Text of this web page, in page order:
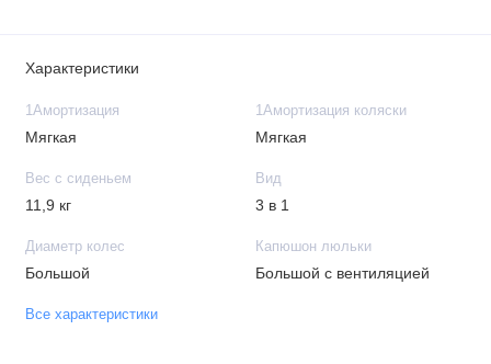
Характеристики
1Амортизация
Мягкая
1Амортизация коляски
Мягкая
Вес с сиденьем
11,9 кг
Вид
3 в 1
Диаметр колес
Большой
Капюшон люльки
Большой с вентиляцией
Все характеристики